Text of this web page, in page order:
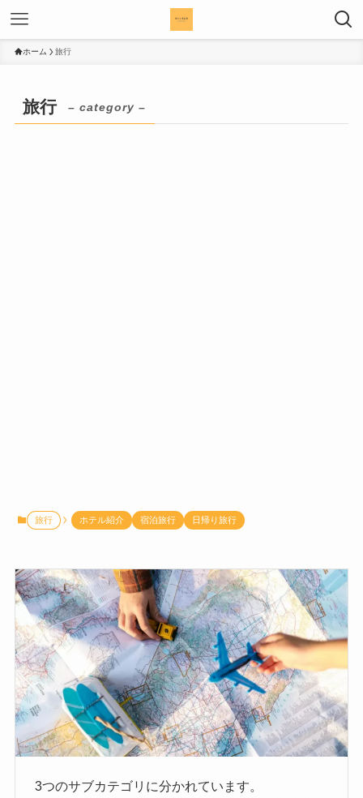
ホーム 旅行
旅行 – category –
旅行 ホテル紹介 宿泊旅行 日帰り旅行
3つのサブカテゴリに分かれています。